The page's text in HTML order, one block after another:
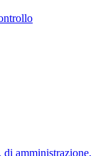
amministrazione,